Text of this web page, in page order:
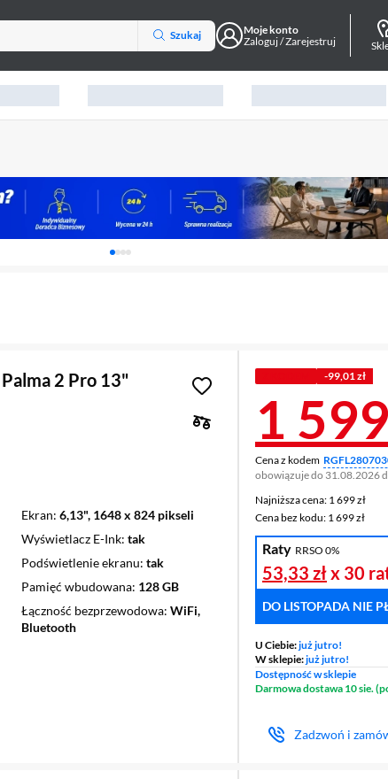
Szukaj
Moje konto
Zaloguj / Zarejestruj
Karuzela z banerami, aktualny element 1 z 4
2 Pro 13"
Ekran 6,13", 1648 x 824 pikseli
Wyświetlacz E-Ink tak
Podświetlenie ekranu tak
Pamięć wbudowana 128 GB
Łączność bezprzewodowa WiFi,
Bluetooth
-99,01 zł
1 599
Cena z kodem
obowiązuje do 31.08.2026
Najniższa cena: 1 699 zł
Najniższa cena: 1 699 zł
Cena bez kodu: 1 699 zł
Cena bez kodu: 1 699 zł
Raty RRSO 0%
53,33 złx 30
DO LISTOPADA NIE
U Ciebie:już jutro!
W sklepie:już jutro!
Dostępność w sklepie
Darmowa dostawa 10 sie.
Zadzwoń i